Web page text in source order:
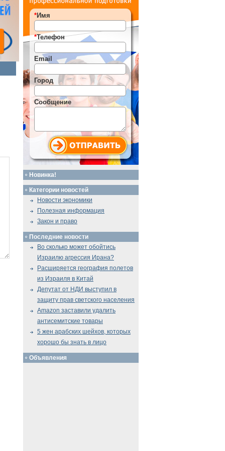
*Имя
*Телефон
Email
Город
Сообщение
Новинка!
Категории новостей
Новости экономики
Полезная информация
Закон и право
Последние новости
Во сколько может обойтись
Израилю агрессия Ирана?
Расширяется география полетов
из Израиля в Китай
Депутат от НДИ выступил в
защиту прав светского населения
Amazon заставили удалить
антисемитские товары
5 жен арабских шейхов, которых
хорошо бы знать в лицо
Объявления